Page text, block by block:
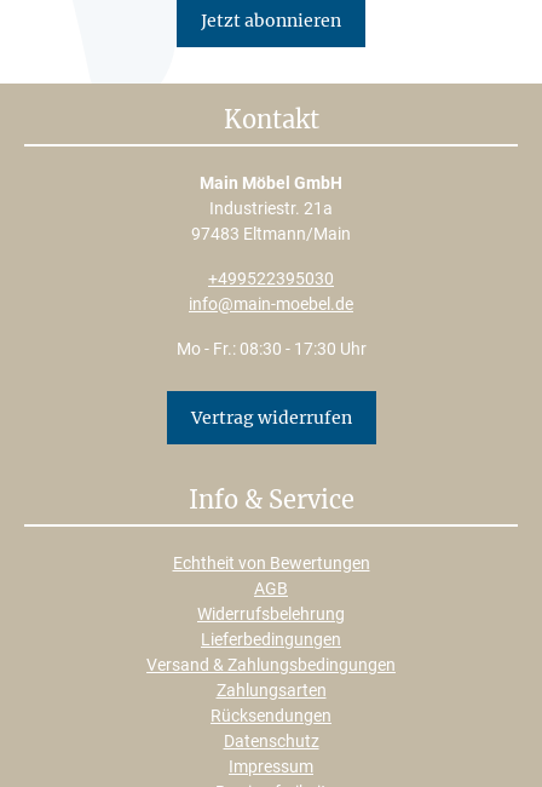
Jetzt abonnieren
Kontakt
Main Möbel GmbH
Industriestr. 21a
97483 Eltmann/Main
+499522395030
info@main-moebel.de
Mo - Fr.: 08:30 - 17:30 Uhr
Vertrag widerrufen
Info & Service
Echtheit von Bewertungen
AGB
Widerrufsbelehrung
Lieferbedingungen
Versand & Zahlungsbedingungen
Zahlungsarten
Rücksendungen
Datenschutz
Impressum